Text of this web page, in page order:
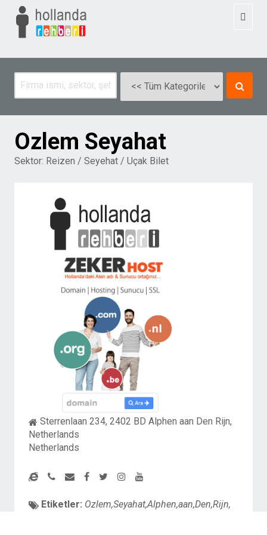
Ozlem Seyahat
Sektor: Reizen / Seyehat / Uçak Bilet
Sterrenlaan 234, 2402 BD Alphen aan Den Rijn,
Netherlands
Netherlands
Etiketler: Ozlem,Seyahat,Alphen,aan,Den,Rijn,